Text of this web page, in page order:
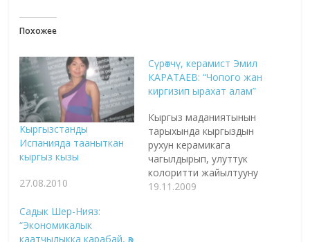
Похожее
Кыргызстанды
Испанияда тааныткан
кыргыз кызы
27.08.2010
Сүрөтчү, керамист Эмил
КАРАТАЕВ: “Чопого жан
киргизип ырахат алам”
Кыргыз маданиятынын
тарыхында кыргыздын
рухун керамикага
чагылдырып, улуттук
колоритти жайылтууну
максат кылган
19.11.2009
Садык Шер-Нияз:
“Экономикалык
каатчылыкка карабай, өз